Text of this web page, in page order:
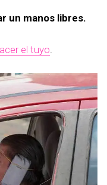
un manos libres.
el tuyo